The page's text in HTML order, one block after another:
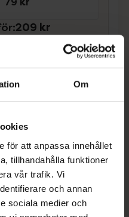
Om
för att anpassa innehållet
tillhandahålla funktioner
vår trafik. Vi
och annan
sociala medier och
:209 kr
Dölj
Mist är en fräsch
och piggar upp din
bara spraya
känns torr.
hallon,
uppfräschande,